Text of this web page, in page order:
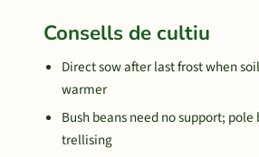
Consells de cultiu
Direct sow after last frost when
warmer
Bush beans need no support; pole
trellising